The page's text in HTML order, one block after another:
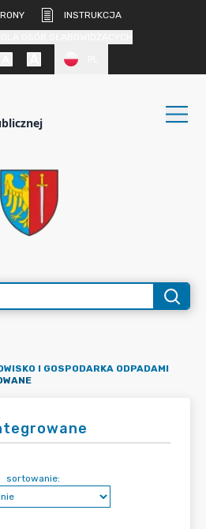
INSTRUKCJA
I GOSPODARKA ODPADAMI
sortowanie: